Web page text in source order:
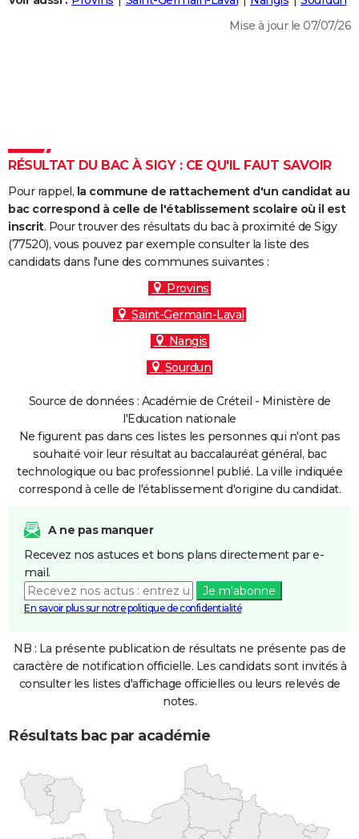
DICTIONNAIRE
COPAINS D'AVANT
S'inscrire
Se connecter
Lycées
Collèges
Primaires
Universités
Entreprises
Service militaire
Avis de recherche
AVIS DE DÉCÈS
Mise à jour le 07/07/26
RÉSULTAT DU BAC À SIGY : CE QU'IL FAUT SAVOIR
Pour rappel, la commune de rattachement d'un candidat au
bac correspond à celle de l'établissement scolaire où il est
inscrit. Pour trouver des résultats du bac à proximité de Sigy
(77520), vous pouvez par exemple consulter la liste des
candidats dans l'une des communes suivantes :
Provins
Saint-Germain-Laval
Nangis
Sourdun
Source de données : Académie de Créteil - Ministère de
l'Education nationale
Ne figurent pas dans ces listes les personnes qui n'ont pas
souhaité voir leur résultat au baccalauréat général, bac
technologique ou bac professionnel publié. La ville indiquée
correspond à celle de l'établissement d'origine du candidat.
A ne pas manquer
Recevez nos astuces et bons plans directement par e-
mail.
Je m'abonne
En savoir plus sur notre politique de confidentialité
NB : La présente publication de résultats ne présente pas de
caractère de notification officielle. Les candidats sont invités à
consulter les listes d'affichage officielles ou leurs relevés de
notes.
Résultats bac par académie